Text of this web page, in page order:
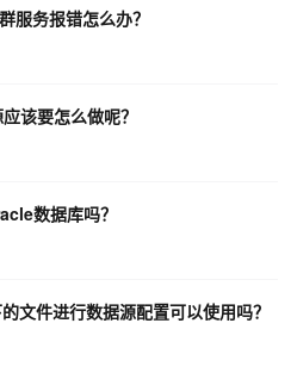
服务报错怎么办？
该要怎么做呢？
数据库吗？
文件进行数据源配置可以使用吗？